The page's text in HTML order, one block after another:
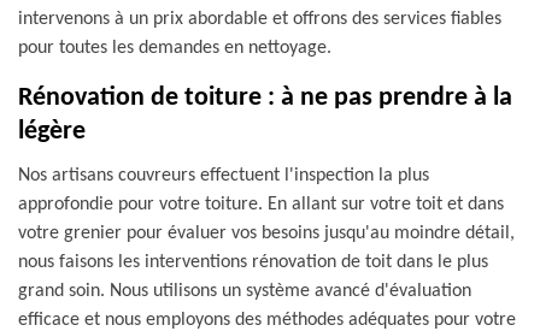
intervenons à un prix abordable et offrons des services fiables
pour toutes les demandes en nettoyage.
Rénovation de toiture : à ne pas prendre à la
légère
Nos artisans couvreurs effectuent l'inspection la plus
approfondie pour votre toiture. En allant sur votre toit et dans
votre grenier pour évaluer vos besoins jusqu'au moindre détail,
nous faisons les interventions rénovation de toit dans le plus
grand soin. Nous utilisons un système avancé d'évaluation
efficace et nous employons des méthodes adéquates pour votre